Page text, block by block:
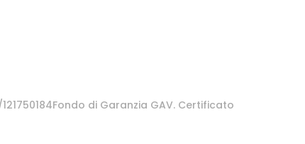
di Garanzia GAV. Certificato